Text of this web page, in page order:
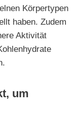
Körpertypen
haben. Zudem
Aktivität
um